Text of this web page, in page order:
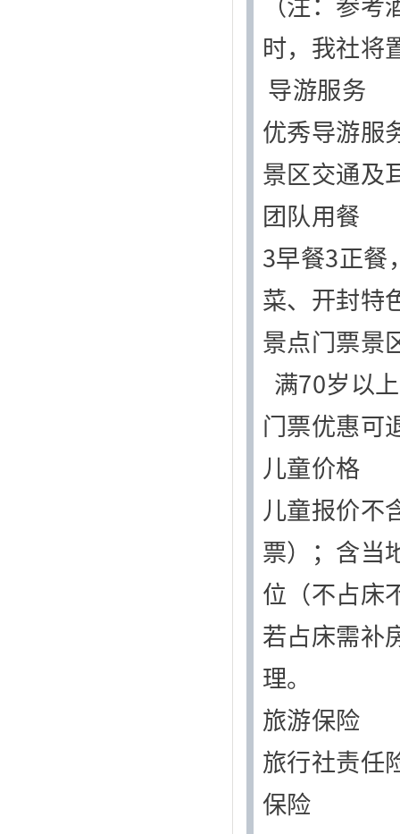
时，我社将
导游服务
优秀导游服
景区交通及
团队用餐
3早餐3正餐
菜、开封特
景点门票景
满70岁以
门票优惠可
儿童价格
儿童报价不
票）；含当
位（不占床
若占床需补
理。
旅游保险
旅行社责任
保险